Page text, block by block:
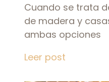
Cuando se trata
de madera y
ambas opciones
Leer post